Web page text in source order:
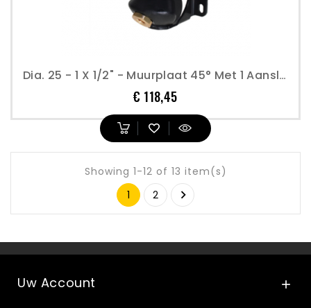
Dia. 25 - 1 X 1/2" - Muurplaat 45° Met 1 Aansluiting En Afsluiter - Transair
€ 118,45Prijs
Showing 1-12 of 13 item(s)
1
2 
Uw Account 